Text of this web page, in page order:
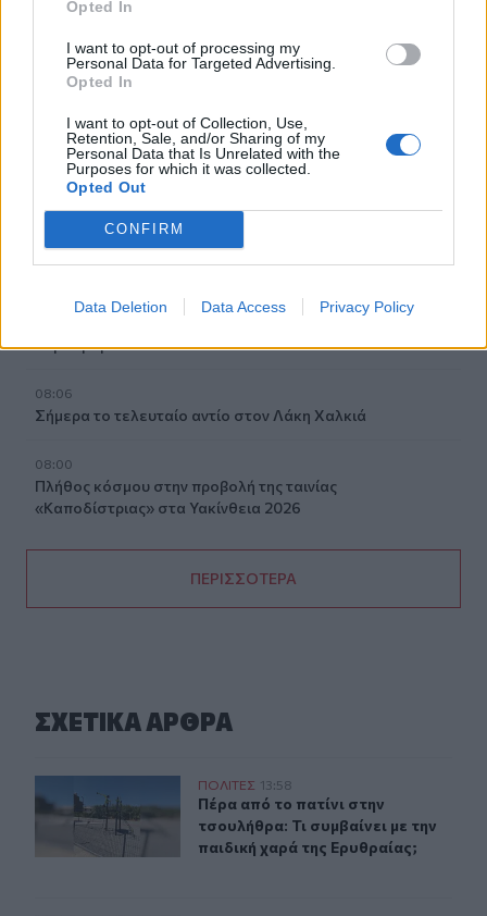
Opted In
I want to opt-out of processing my
Personal Data for Targeted Advertising.
Opted In
I want to opt-out of Collection, Use,
Retention, Sale, and/or Sharing of my
Personal Data that Is Unrelated with the
Purposes for which it was collected.
Opted Out
CONFIRM
Data Deletion Data Access Privacy Policy
Η Ρωσία έπληξε δύο πλοία κοντά στο ουκρανικό λιμάνι
της Οδησσού
08:25
Ο Σύλλογος Εργαζομένων Πρωτοβάθμιας Φροντίδας
Υγείας Κρήτης αποχαιρετά τον Π. Μαματζάκη
08:19
Ελούντα: Ηλικιωμένος απειλούσε να πηδήξει από
μπαλκόνι
αεροδρόμιο Καστελλίου
08:06
Σήμερα το τελευταίο αντίο στον Λάκη Χαλκιά
08:00
Πλήθος κόσμου στην προβολή της ταινίας
«Καποδίστριας» στα Υακίνθεια 2026
ΠΕΡΙΣΣΟΤΕΡΑ
ΣΧΕΤΙΚA AΡΘΡΑ
Πέρα από το πατίνι στην τσουλήθρα: Τι συμβαίνει με
ΠΟΛΙΤΕΣ 13:58
Πέρα από το πατίνι στην
Πέρα από το πατίνι στην
τσουλήθρα: Τι συμβαίνει με την
παιδική χαρά της Ερυθραίας;